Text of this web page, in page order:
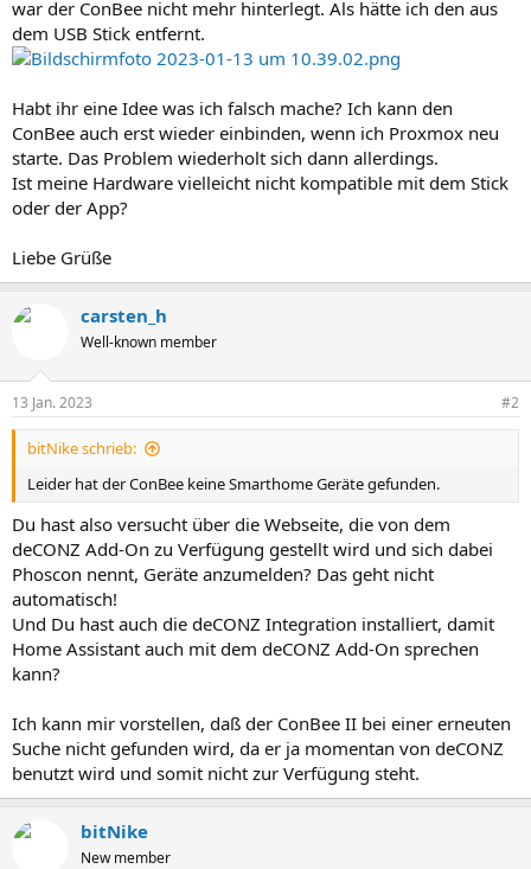
war der ConBee nicht mehr hinterlegt. Als hätte ich den aus
dem USB Stick entfernt.
Habt ihr eine Idee was ich falsch mache? Ich kann den
ConBee auch erst wieder einbinden, wenn ich Proxmox neu
starte. Das Problem wiederholt sich dann allerdings.
Ist meine Hardware vielleicht nicht kompatible mit dem Stick
oder der App?
Liebe Grüße
carsten_h
Well-known member
13 Jan. 2023 #2
bitNike schrieb:
Leider hat der ConBee keine Smarthome Geräte gefunden.
Du hast also versucht über die Webseite, die von dem
deCONZ Add-On zu Verfügung gestellt wird und sich dabei
Phoscon nennt, Geräte anzumelden? Das geht nicht
automatisch!
Und Du hast auch die deCONZ Integration installiert, damit
Home Assistant auch mit dem deCONZ Add-On sprechen
kann?
Ich kann mir vorstellen, daß der ConBee II bei einer erneuten
Suche nicht gefunden wird, da er ja momentan von deCONZ
benutzt wird und somit nicht zur Verfügung steht.
bitNike
New member